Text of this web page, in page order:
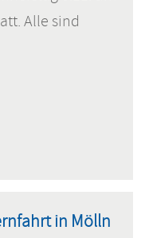
Alle sind
in Mölln